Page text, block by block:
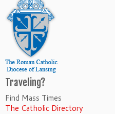
Traveling?
Find Mass Times
The Catholic Directory